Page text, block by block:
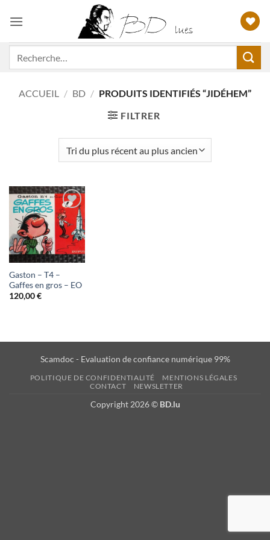
ACCUEIL / BD / PRODUITS IDENTIFIÉS “JIDÉHEM”
FILTRER
Ajouter
à ma
liste
Gaston – T4 –
Gaffes en gros – EO
120,00€
Scamdoc - Evaluation de confiance numérique 99%
POLITIQUE DE CONFIDENTIALITÉ
MENTIONS LÉGALES
CONTACT
NEWSLETTER
Copyright 2026 © BD.lu